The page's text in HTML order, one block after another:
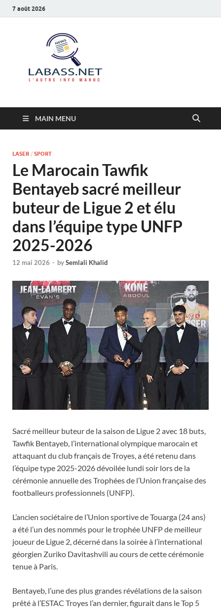
7 août 2026
MAIN MENU
LASER / SPORT
Le Marocain Tawfik
Bentayeb sacré meilleur
buteur de Ligue 2 et élu
dans l’équipe type UNFP
2025-2026
12 mai 2026 - bySemlali Khalid
Sacré meilleur buteur de la saison de Ligue 2 avec 18 buts,
Tawfik Bentayeb, l’international olympique marocain et
attaquant du club français de Troyes, a été retenu dans
l’équipe type 2025-2026 dévoilée lundi soir lors de la
cérémonie annuelle des Trophées de l’Union française des
footballeurs professionnels (UNFP).
L’ancien sociétaire de l’Union sportive de Touarga (24 ans)
a été l’un des nommés pour le trophée UNFP de meilleur
joueur de Ligue 2, décerné dans la soirée à l’international
géorgien Zuriko Davitashvili au cours de cette cérémonie
tenue à Paris.
Bentayeb, l’une des plus grandes révélations de la saison
prêté à l’ESTAC Troyes l’an dernier, figurait dans le Top 5